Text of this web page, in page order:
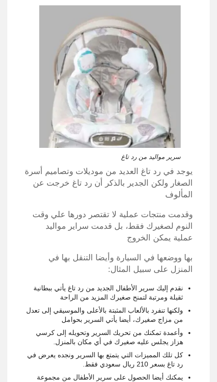
سرير مواليد من رد تاغ
يوجد في رد تاغ العديد من موديلات وتصاميم أسرة
الصغار ولكن الجدير بالذكر أن رد تاغ خرجت عن
المألوف
وقدمت منتجات عملية لا تقتصر دورها علي وقت
النوم لصغيرك فقط، بل قدمت سراير مواليد
عملية يمكن الخروج
بها ووضعها في السيارة وأيضا التنقل بها في
المنزل على سبيل المثال:
نقدم إليك سرير الأطفال الجديد من رد تاغ يأتي ببطانية
ثقيلة ومرتبة لتمنح صغيرك المزيد من الراحة
ولكنها تنفرد بالألعاب المثبتة بالأعلى والموسيقي إلى تعدل
من مزاج صغيرك، أيضا يأتي السرير بحوامل
وأعمدة تمكنك من تحريك السرير وتحويله إلى كرسي
هزاز يجلس عليه صغيرك في أي مكان بالمنزل.
كل تلك المميزات التي يتمتع بها السرير ونجده يعرض في
رد تاغ بسعر 210 ريال سعودي فقط.
يمكنك أيضا الحصول على سرير الأطفال من مجموعة